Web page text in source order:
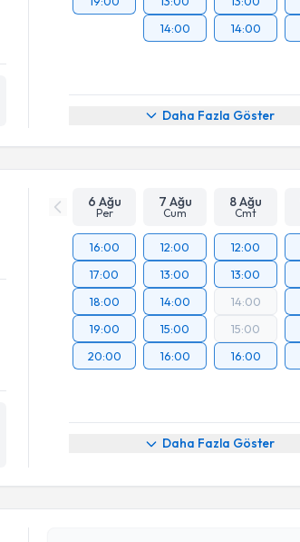
14:00
14:00
Daha Fazla Göster
6 Ağu
Per
7 Ağu
Cum
8 Ağu
Cmt
16:00
17:00
18:00
19:00
20:00
12:00
13:00
14:00
15:00
16:00
12:00
13:00
14:00
15:00
16:00
Daha Fazla Göster
Randevu Takvimi Talebi